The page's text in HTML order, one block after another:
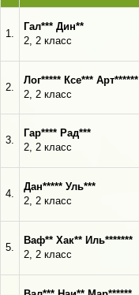
1.
Гал*** Дин**
2, 2 класс
2.
Лог***** Ксе*** Арт******
2, 2 класс
3.
Гар**** Рад***
2, 2 класс
4.
Дан***** Уль***
2, 2 класс
5.
Ваф** Хак** Иль*******
2, 2 класс